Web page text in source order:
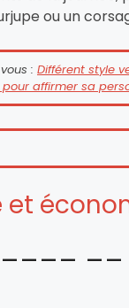
ou un
: Différent style
affirmer sa
et